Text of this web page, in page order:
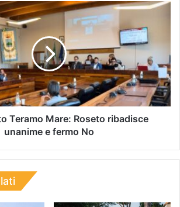
Teramo Mare: Roseto ribadisce
unanime e fermo No